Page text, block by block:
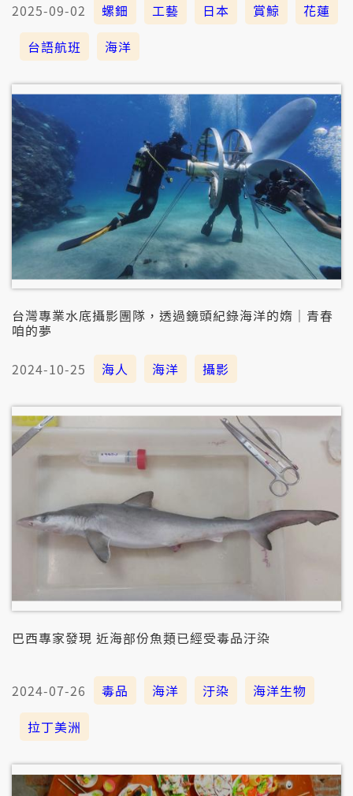
2025-09-02 螺鈿 工藝 日本 賞鯨
花蓮
台語航班
海洋
台灣專業水底攝影團隊，透過鏡頭紀錄海洋的媠｜青春
咱的夢
2024-10-25 海人 海洋 攝影
巴西專家發現 近海部份魚類已經受毒品汙染
2024-07-26 毒品 海洋 汙染
海洋生物
拉丁美洲